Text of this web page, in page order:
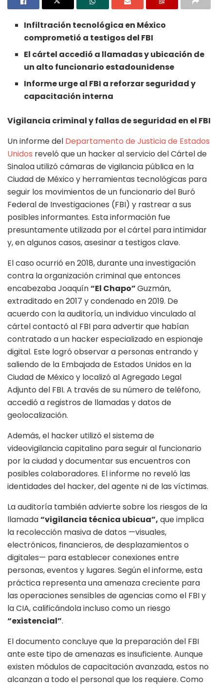
Infiltración tecnológica en México
comprometió a testigos del FBI
El cártel accedió a llamadas y ubicación de
un alto funcionario estadounidense
Informe urge al FBI a reforzar seguridad y
capacitación interna
Vigilancia criminal y fallas de seguridad en el FBI
Un informe del Departamento de Justicia de Estados
Unidos reveló que un hacker al servicio del Cártel de
Sinaloa utilizó cámaras de vigilancia pública en la
Ciudad de México y herramientas tecnológicas para
seguir los movimientos de un funcionario del Buró
Federal de Investigaciones (FBI) y rastrear a sus
posibles informantes. Esta información fue
presuntamente utilizada por el cártel para intimidar
y, en algunos casos, asesinar a testigos clave.
El caso ocurrió en 2018, durante una investigación
contra la organización criminal que entonces
encabezaba Joaquín“El Chapo”Guzmán,
extraditado en 2017 y condenado en 2019. De
acuerdo con la auditoría, un individuo vinculado al
cártel contactó al FBI para advertir que habían
contratado a un hacker especializado en espionaje
digital. Este logró observar a personas entrando y
saliendo de la Embajada de Estados Unidos en la
Ciudad de México y localizó al Agregado Legal
Adjunto del FBI. A través de su número de teléfono,
accedió a registros de llamadas y datos de
geolocalización.
Además, el hacker utilizó el sistema de
videovigilancia capitalino para seguir al funcionario
por la ciudad y documentar sus encuentros con
posibles colaboradores. El informe no reveló las
identidades del hacker, del agente ni de las víctimas.
La auditoría también advierte sobre los riesgos de la
llamada“vigilancia técnica ubicua”, que implica
la recolección masiva de datos —visuales,
electrónicos, financieros, de desplazamientos o
digitales— para establecer conexiones entre
personas, eventos y lugares. Según el informe, esta
práctica representa una amenaza creciente para
las operaciones sensibles de agencias como el FBI y
la CIA, calificándola incluso como un riesgo
“existencial”.
El documento concluye que la preparación del FBI
ante este tipo de amenazas es insuficiente. Aunque
existen módulos de capacitación avanzada, estos no
alcanzan a todo el personal que los requiere. Como